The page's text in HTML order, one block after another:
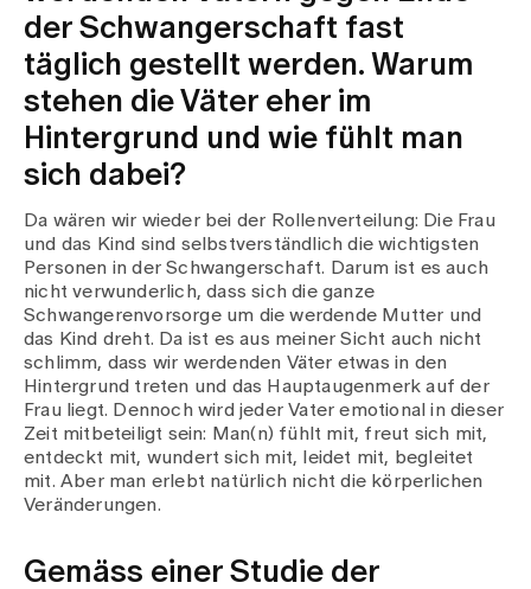
der Schwangerschaft fast
täglich gestellt werden. Warum
stehen die Väter eher im
Hintergrund und wie fühlt man
sich dabei?
Da wären wir wieder bei der Rollenverteilung: Die Frau
und das Kind sind selbstverständlich die wichtigsten
Personen in der Schwangerschaft. Darum ist es auch
nicht verwunderlich, dass sich die ganze
Schwangerenvorsorge um die werdende Mutter und
das Kind dreht. Da ist es aus meiner Sicht auch nicht
schlimm, dass wir werdenden Väter etwas in den
Hintergrund treten und das Hauptaugenmerk auf der
Frau liegt. Dennoch wird jeder Vater emotional in dieser
Zeit mitbeteiligt sein: Man(n) fühlt mit, freut sich mit,
entdeckt mit, wundert sich mit, leidet mit, begleitet
mit. Aber man erlebt natürlich nicht die körperlichen
Veränderungen.
Gemäss einer Studie der